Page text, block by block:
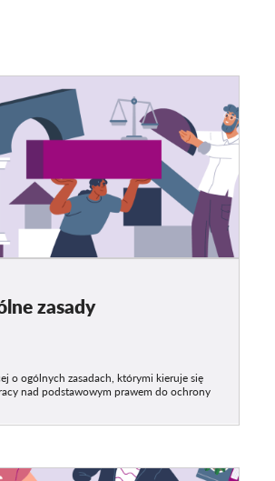
zasady
o ogólnych zasadach, którymi kieruje się
nad podstawowym prawem do ochrony